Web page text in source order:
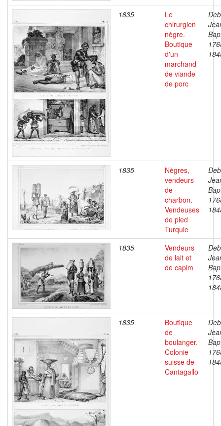
1835
Le
chirurgien
nègre.
Boutique
d'un
marchand
de viande
de porc
1835
Nègres,
vendeurs
de
charbon.
Vendeuses
de pled
Turquie
1835
Vendeurs
de lait et
de capim
1835
Boutique
de
boulanger.
Colonie
suisse de
Cantagallo